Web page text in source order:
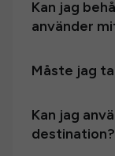
Kan jag
använder
Måste jag
Kan jag
destination?